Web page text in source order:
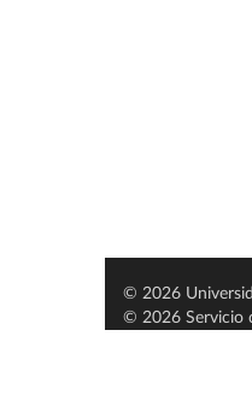
© 2026
© 2026 Servicio